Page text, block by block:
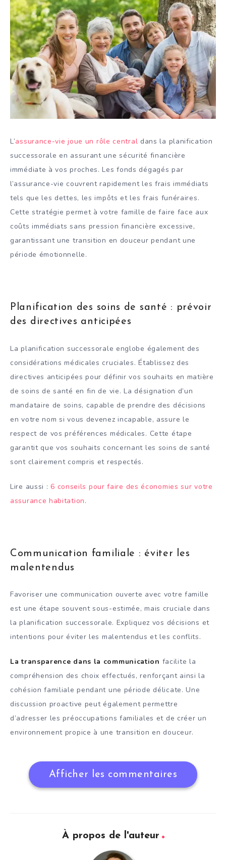
L’assurance-vie joue un rôle central dans la planification
successorale en assurant une sécurité financière
immédiate à vos proches. Les fonds dégagés par
l’assurance-vie couvrent rapidement les frais immédiats
tels que les dettes, les impôts et les frais funéraires.
Cette stratégie permet à votre famille de faire face aux
coûts immédiats sans pression financière excessive,
garantissant une transition en douceur pendant une
période émotionnelle.
Planification des soins de santé : prévoir
des directives anticipées
La planification successorale englobe également des
considérations médicales cruciales. Établissez des
directives anticipées pour définir vos souhaits en matière
de soins de santé en fin de vie. La désignation d’un
mandataire de soins, capable de prendre des décisions
en votre nom si vous devenez incapable, assure le
respect de vos préférences médicales. Cette étape
garantit que vos souhaits concernant les soins de santé
sont clairement compris et respectés.
Lire aussi :6 conseils pour faire des économies sur votre
assurance habitation.
Communication familiale : éviter les
malentendus
Favoriser une communication ouverte avec votre famille
est une étape souvent sous-estimée, mais cruciale dans
la planification successorale. Expliquez vos décisions et
intentions pour éviter les malentendus et les conflits.
La transparence dans la communication facilite la
compréhension des choix effectués, renforçant ainsi la
cohésion familiale pendant une période délicate. Une
discussion proactive peut également permettre
d’adresser les préoccupations familiales et de créer un
environnement propice à une transition en douceur.
Afficher les commentaires
À propos de l'auteur